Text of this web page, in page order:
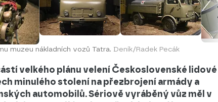
muzeu nákladních vozů Tatra. Deník/Radek Pecák
velkého plánu velení Československé lidové
minulého stolení na přezbrojení armády a
automobilů. Sériově vyráběný vůz měl v